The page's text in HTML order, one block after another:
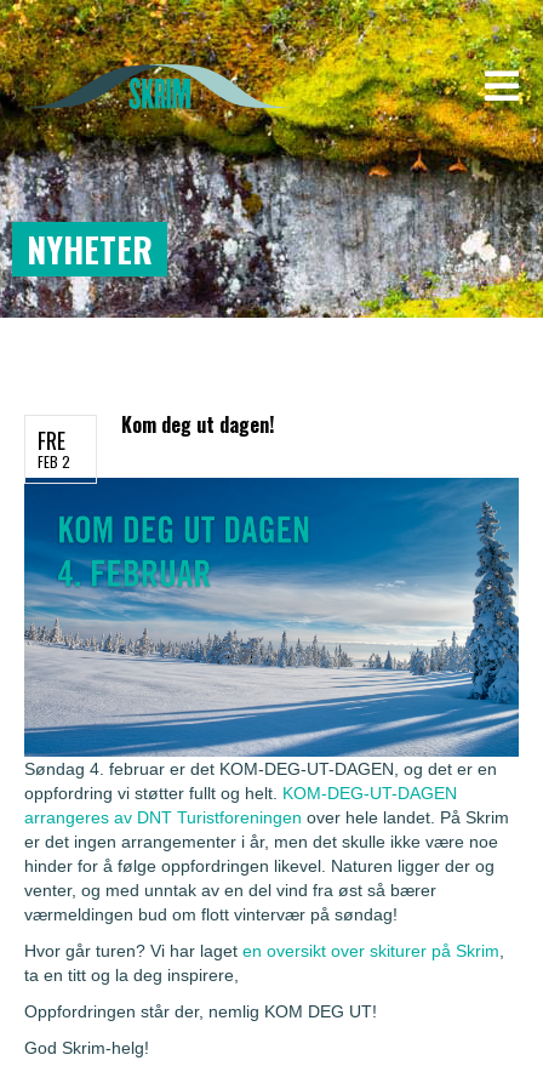
NYHETER
FRE
FEB 2
Kom deg ut dagen!
Søndag 4. februar er det KOM-DEG-UT-DAGEN, og det er en
oppfordring vi støtter fullt og helt. KOM-DEG-UT-DAGEN
arrangeres av DNT Turistforeningen over hele landet. På Skrim
er det ingen arrangementer i år, men det skulle ikke være noe
hinder for å følge oppfordringen likevel. Naturen ligger der og
venter, og med unntak av en del vind fra øst så bærer
værmeldingen bud om flott vintervær på søndag!
Hvor går turen? Vi har laget en oversikt over skiturer på Skrim
ta en titt og la deg inspirere,
Oppfordringen står der, nemlig KOM DEG UT!
God Skrim-helg!